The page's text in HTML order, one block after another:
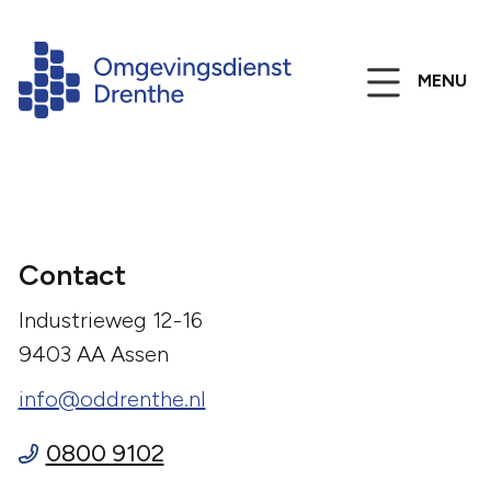
MENU
Contact
Industrieweg 12-16
9403 AA Assen
info@oddrenthe.nl
0800 9102